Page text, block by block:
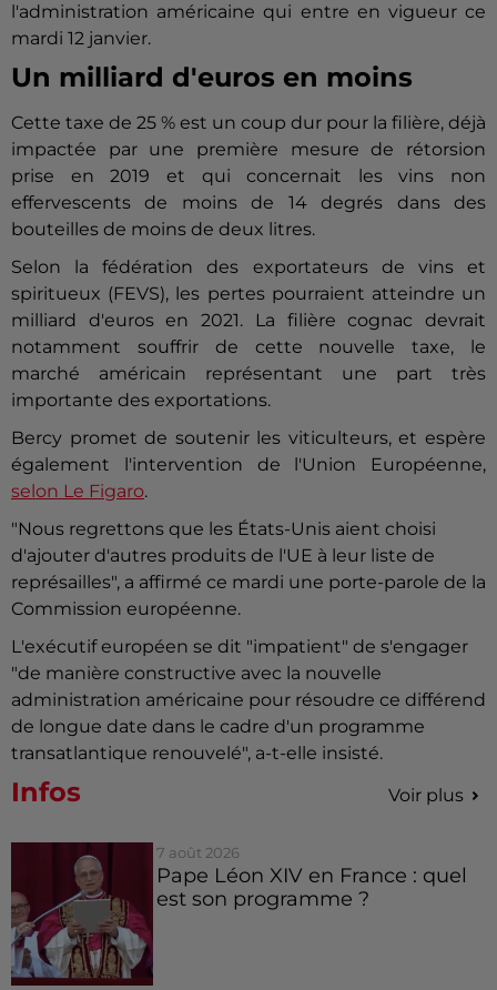
l'administration américaine qui entre en vigueur ce
mardi 12 janvier.
Un milliard d'euros en moins
Cette taxe de 25 % est un coup dur pour la filière, déjà
impactée par une première mesure de rétorsion
prise en 2019 et qui concernait les vins non
effervescents de moins de 14 degrés dans des
bouteilles de moins de deux litres.
Selon la fédération des exportateurs de vins et
spiritueux (FEVS), les pertes pourraient atteindre un
milliard d'euros en 2021. La filière cognac devrait
notamment souffrir de cette nouvelle taxe, le
marché américain représentant une part très
importante des exportations.
Bercy promet de soutenir les viticulteurs, et espère
également l'intervention de l'Union Européenne,
selon Le Figaro.
"Nous regrettons que les États-Unis aient choisi
d'ajouter d'autres produits de l'UE à leur liste de
représailles", a affirmé ce mardi une porte-parole de la
Commission européenne.
L'exécutif européen se dit "impatient" de s'engager
"de manière constructive avec la nouvelle
administration américaine pour résoudre ce différend
de longue date dans le cadre d'un programme
transatlantique renouvelé", a-t-elle insisté.
Infos Voir plus
7 août 2026
Pape Léon XIV en France : quel
est son programme ?